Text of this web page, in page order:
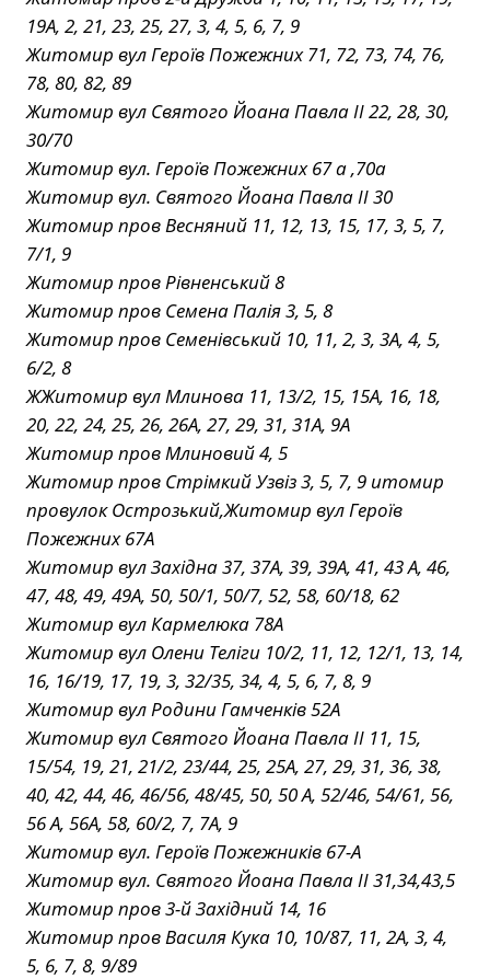
19А, 2, 21, 23, 25, 27, 3, 4, 5, 6, 7, 9
Житомир вул Героїв Пожежних 71, 72, 73, 74, 76,
78, 80, 82, 89
Житомир вул Святого Йоана Павла ІІ 22, 28, 30,
30/70
Житомир вул. Героїв Пожежних 67 а ,70а
Житомир вул. Святого Йоана Павла II 30
Житомир пров Весняний 11, 12, 13, 15, 17, 3, 5, 7,
7/1, 9
Житомир пров Рівненський 8
Житомир пров Семена Палія 3, 5, 8
Житомир пров Семенівський 10, 11, 2, 3, 3А, 4, 5,
6/2, 8
ЖЖитомир вул Млинова 11, 13/2, 15, 15А, 16, 18,
20, 22, 24, 25, 26, 26А, 27, 29, 31, 31А, 9А
Житомир пров Млиновий 4, 5
Житомир пров Стрімкий Узвіз 3, 5, 7, 9 итомир
провулок Острозький,Житомир вул Героїв
Пожежних 67А
Житомир вул Західна 37, 37А, 39, 39А, 41, 43 А, 46,
47, 48, 49, 49А, 50, 50/1, 50/7, 52, 58, 60/18, 62
Житомир вул Кармелюка 78А
Житомир вул Олени Теліги 10/2, 11, 12, 12/1, 13, 14,
16, 16/19, 17, 19, 3, 32/35, 34, 4, 5, 6, 7, 8, 9
Житомир вул Родини Гамченків 52А
Житомир вул Святого Йоана Павла ІІ 11, 15,
15/54, 19, 21, 21/2, 23/44, 25, 25А, 27, 29, 31, 36, 38,
40, 42, 44, 46, 46/56, 48/45, 50, 50 А, 52/46, 54/61, 56,
56 А, 56А, 58, 60/2, 7, 7А, 9
Житомир вул. Героїв Пожежників 67-А
Житомир вул. Святого Йоана Павла II 31,34,43,5
Житомир пров 3-й Західний 14, 16
Житомир пров Василя Кука 10, 10/87, 11, 2А, 3, 4,
5, 6, 7, 8, 9/89